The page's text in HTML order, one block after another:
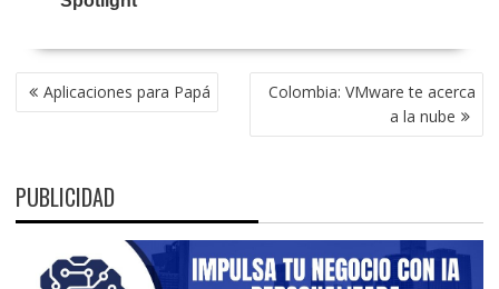
NAVEGACIÓN
DE Aplicaciones para Papá
Colombia: VMware te acerca
a la nube
PUBLICIDAD